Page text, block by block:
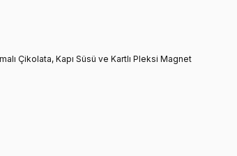
Çikolata, Kapı Süsü ve Kartlı Pleksi Magnet